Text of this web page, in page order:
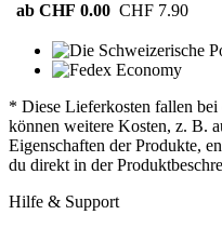
ab CHF 0.00 CHF 7.90
* Diese Lieferkosten fallen bei
können weitere Kosten, z. B.
Eigenschaften der Produkte,
du direkt in der
Hilfe & Support